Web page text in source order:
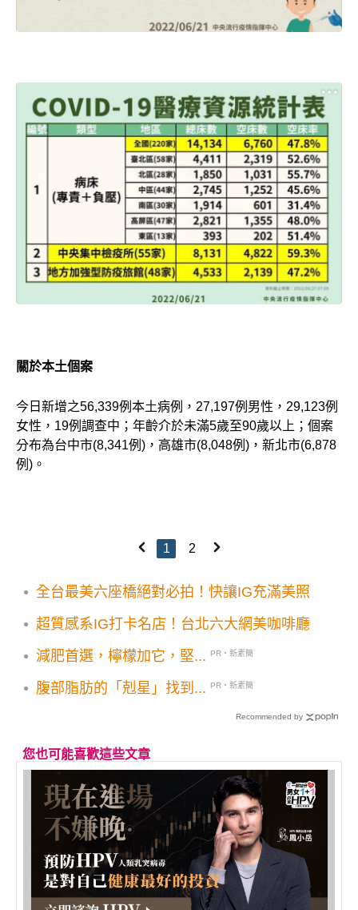
關於本土個案
今日新增之56,339例本土病例，27,197例男性，29,123例
女性，19例調查中；年齡介於未滿5歲至90歲以上；個案
分布為台中市(8,341例)，高雄市(8,048例)，新北市(6,878
例)。
1 2
全台最美六座橋絕對必拍！快讓IG充滿美照
超質感系IG打卡名店！台北六大網美咖啡廳
減肥首選，檸檬加它，堅...
PR・新素簡
腹部脂肪的「剋星」找到... PR・新素簡
Recommended by
您也可能喜歡這些文章